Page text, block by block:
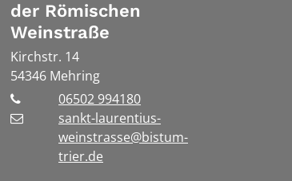
der Römischen
Weinstraße
Kirchstr. 14
54346 Mehring
06502 994180
sankt-laurentius-
weinstrasse@bistum-
trier.de